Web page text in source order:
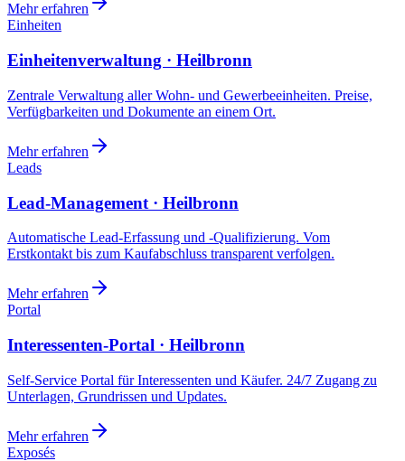
Mehr erfahren
Einheiten
Einheitenverwaltung · Heilbronn
Zentrale Verwaltung aller Wohn- und Gewerbeeinheiten. Preise,
Verfügbarkeiten und Dokumente an einem Ort.
Mehr erfahren
Leads
Lead-Management · Heilbronn
Automatische Lead-Erfassung und -Qualifizierung. Vom
Erstkontakt bis zum Kaufabschluss transparent verfolgen.
Mehr erfahren
Portal
Interessenten-Portal · Heilbronn
Self-Service Portal für Interessenten und Käufer. 24/7 Zugang zu
Unterlagen, Grundrissen und Updates.
Mehr erfahren
Exposés